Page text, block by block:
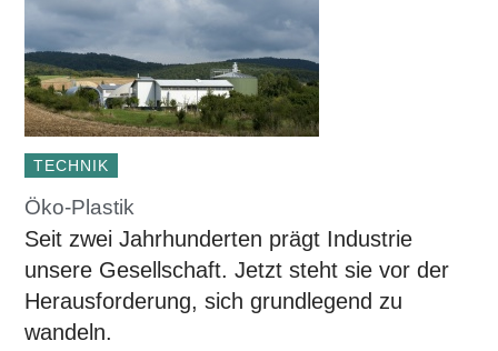
TECHNIK
Öko-Plastik
Seit zwei Jahrhunderten prägt Industrie
unsere Gesellschaft. Jetzt steht sie vor der
Herausforderung, sich grundlegend zu
wandeln.